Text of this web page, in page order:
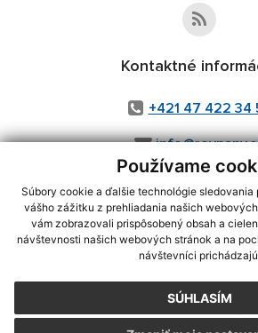
Používame
Súbory cookie a ďalšie technológie sledovania
vášho zážitku z prehliadania našich
vám zobrazovali prispôsobený obsah a
návštevnosti našich webových stránok a na
návštevníci
SÚHLASÍM
Kontaktné
+421 47 422 34
využite možnosť získavania aktuálnych
CMS systém (redakčný) systém ECHELON 2,
webex.digital, s.r.o.,domény,
Posledná aktualizácia: